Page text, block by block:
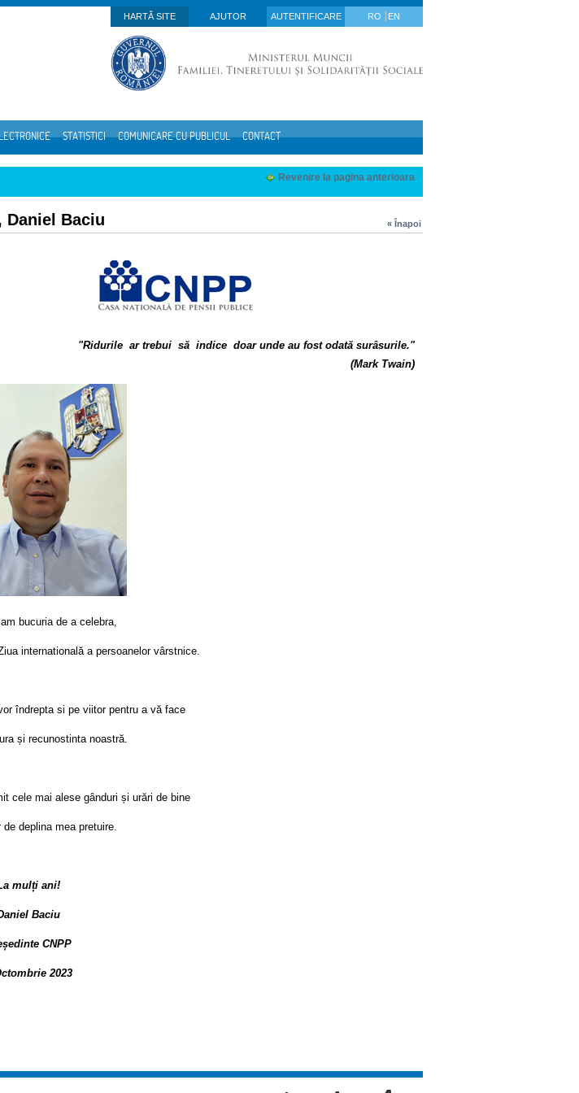
HARTĂ SITE
AJUTOR AUTENTIFICARE RO EN
STATISTICI COMUNICARE CU PUBLICUL CONTACT
Revenire la pagina anterioara
« Înapoi
Daniel Baciu
"Ridurile ar trebui să indice doar unde au fost odată surâsurile."
(Mark Twain)
bucuria de a celebra,
internatională a persoanelor vârstnice.
îndrepta si pe viitor pentru a vă face
și recunostinta noastră.
cele mai alese gânduri și urări de bine
deplina mea pretuire.
mulți ani!
Baciu
CNPP
2023